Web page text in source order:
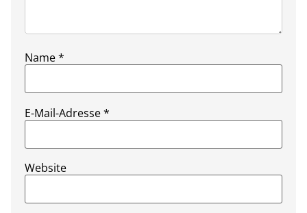
Name*
E-Mail-Adresse*
Website